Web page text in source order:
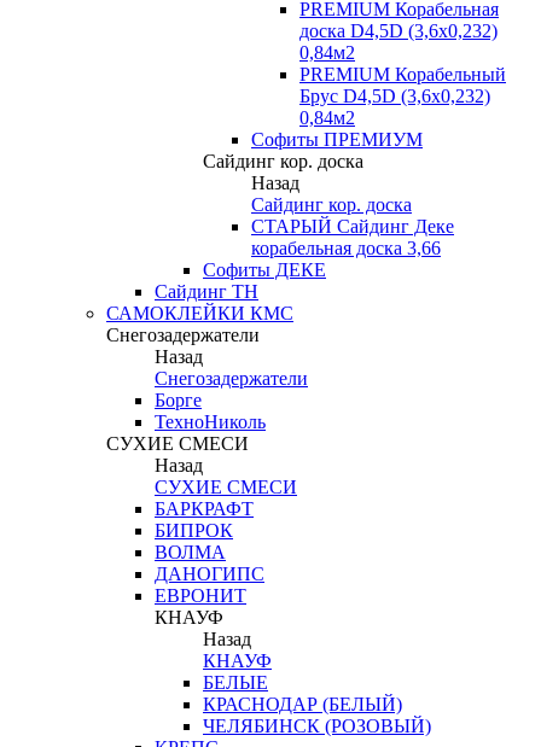
PREMIUM Корабельная
доска D4,5D (3,6х0,232)
0,84м2
PREMIUM Корабельный
Брус D4,5D (3,6х0,232)
0,84м2
Софиты ПРЕМИУМ
Сайдинг кор. доска
Назад
Сайдинг кор. доска
СТАРЫЙ Сайдинг Деке
корабельная доска 3,66
Софиты ДЕКЕ
Сайдинг ТН
САМОКЛЕЙКИ КМС
Снегозадержатели
Назад
Снегозадержатели
Борге
ТехноНиколь
СУХИЕ СМЕСИ
Назад
СУХИЕ СМЕСИ
БАРКРАФТ
БИПРОК
ВОЛМА
ДАНОГИПС
ЕВРОНИТ
КНАУФ
Назад
КНАУФ
БЕЛЫЕ
КРАСНОДАР (БЕЛЫЙ)
ЧЕЛЯБИНСК (РОЗОВЫЙ)